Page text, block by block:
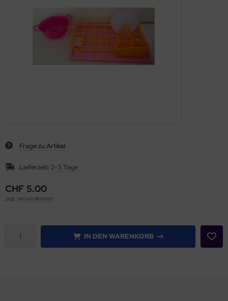
Frage zu Artikel
Lieferzeit: 2-3 Tage
CHF 5.00
zzgl. Versandkosten
IN DEN WARENKORB